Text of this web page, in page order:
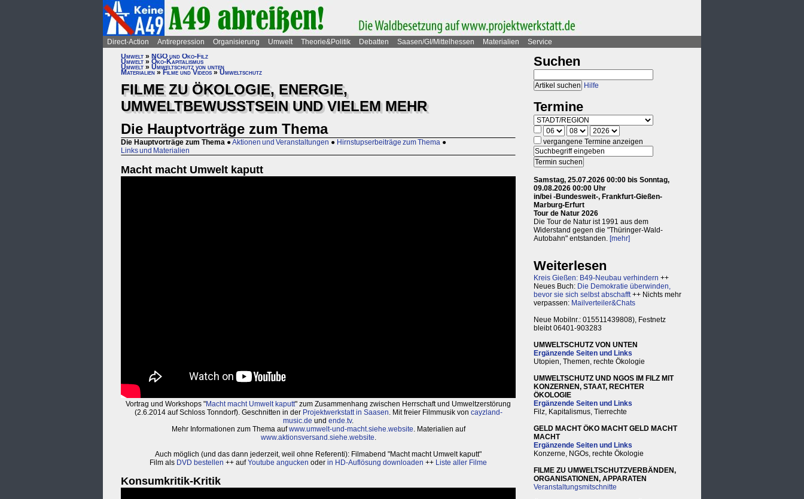
Direct-Action Antirepression Organisierung Umwelt Theorie&Politik Debatten Saasen/GI/Mittelhessen Materialien
Service
Umwelt » NGO und Öko-Filz
Umwelt » Öko-Kapitalismus
Umwelt » Umweltschutz von unten
Materialien » Filme und Videos » Umweltschutz
FILME ZU ÖKOLOGIE, ENERGIE,
UMWELTBEWUSSTSEIN UND VIELEM MEHR
Die Hauptvorträge zum Thema
Die Hauptvorträge zum Thema ●Aktionen und Veranstaltungen ● Hirnstupserbeiträge zum Thema ●
Links und Materialien
Macht macht Umwelt kaputt
Vortrag und Workshops "Macht macht Umwelt kaputt" zum Zusammenhang zwischen Herrschaft und Umweltzerstörung
(2.6.2014 auf Schloss Tonndorf). Geschnitten in der Projektwerkstatt in Saasen. Mit freier Filmmusik von cayzland-
music.de und ende.tv.
Mehr Informationen zum Thema aufwww.umwelt-und-macht.siehe.website. Materialien auf
www.aktionsversand.siehe.website.
Auch möglich (und das dann jederzeit, weil ohne Referenti): Filmabend "Macht macht Umwelt kaputt"
Film als DVD bestellen ++ aufYoutube angucken oder in HD-Auflösung downloaden ++ Liste aller Filme
Konsumkritik-Kritik
Suchen
Hilfe
Termine
vergangene Termine anzeigen
Samstag, 25.07.2026 00:00 bis Sonntag,
09.08.2026 00:00 Uhr
in/bei -Bundesweit-, Frankfurt-Gießen-
Marburg-Erfurt
Tour de Natur 2026
Die Tour de Natur ist 1991 aus dem
Widerstand gegen die "Thüringer-Wald-
Autobahn" entstanden. [mehr]
Weiterlesen
Kreis Gießen: B49-Neubau verhindern ++
Neues Buch: Die Demokratie überwinden,
bevor sie sich selbst abschafft++ Nichts mehr
verpassen: Mailverteiler&Chats
Neue Mobilnr.: 015511439808), Festnetz
bleibt 06401-903283
UMWELTSCHUTZ VON UNTEN
Ergänzende Seiten und Links
Utopien, Themen, rechte Ökologie
UMWELTSCHUTZ UND NGOS IM FILZ MIT
KONZERNEN, STAAT, RECHTER
ÖKOLOGIE
Ergänzende Seiten und Links
Filz, Kapitalismus, Tierrechte
GELD MACHT ÖKO MACHT GELD MACHT
MACHT
Ergänzende Seiten und Links
Konzerne, NGOs, rechte Ökologie
FILME ZU UMWELTSCHUTZVERBÄNDEN,
ORGANISATIONEN, APPARATEN
Veranstaltungsmitschnitte